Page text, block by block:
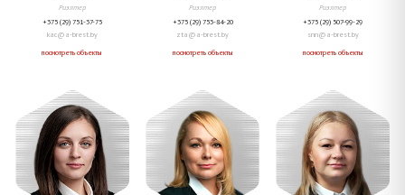
Риэлтер
+375 (29) 751-37-75
kac@a-brest.by
посмотреть объекты
Риэлтер
+375 (29) 753-84-20
zta@a-brest.by
посмотреть объекты
Риэлтер
+375 (29) 507-99-29
snn@a-brest.by
посмотреть объекты